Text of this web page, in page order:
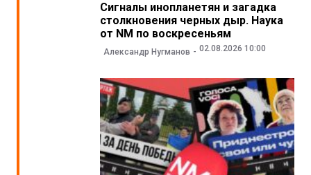
Сигналы инопланетян и загадка
столкновения черных дыр. Наука
от NM по воскресеньям
Александр Нугманов 02.08.2026 10:00